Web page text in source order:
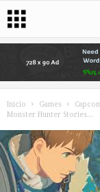
Inicio Games
Monster Hunter Stories...